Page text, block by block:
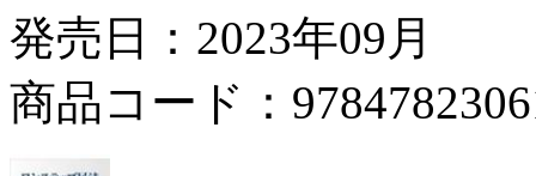
発売日：2023年09月
商品コード：